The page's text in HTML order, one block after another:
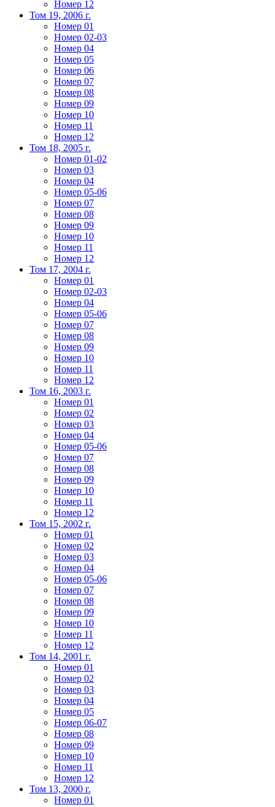
Номер 12
Том 19, 2006 г.
Номер 01
Номер 02-03
Номер 04
Номер 05
Номер 06
Номер 07
Номер 08
Номер 09
Номер 10
Номер 11
Номер 12
Том 18, 2005 г.
Номер 01-02
Номер 03
Номер 04
Номер 05-06
Номер 07
Номер 08
Номер 09
Номер 10
Номер 11
Номер 12
Том 17, 2004 г.
Номер 01
Номер 02-03
Номер 04
Номер 05-06
Номер 07
Номер 08
Номер 09
Номер 10
Номер 11
Номер 12
Том 16, 2003 г.
Номер 01
Номер 02
Номер 03
Номер 04
Номер 05-06
Номер 07
Номер 08
Номер 09
Номер 10
Номер 11
Номер 12
Том 15, 2002 г.
Номер 01
Номер 02
Номер 03
Номер 04
Номер 05-06
Номер 07
Номер 08
Номер 09
Номер 10
Номер 11
Номер 12
Том 14, 2001 г.
Номер 01
Номер 02
Номер 03
Номер 04
Номер 05
Номер 06-07
Номер 08
Номер 09
Номер 10
Номер 11
Номер 12
Том 13, 2000 г.
Номер 01